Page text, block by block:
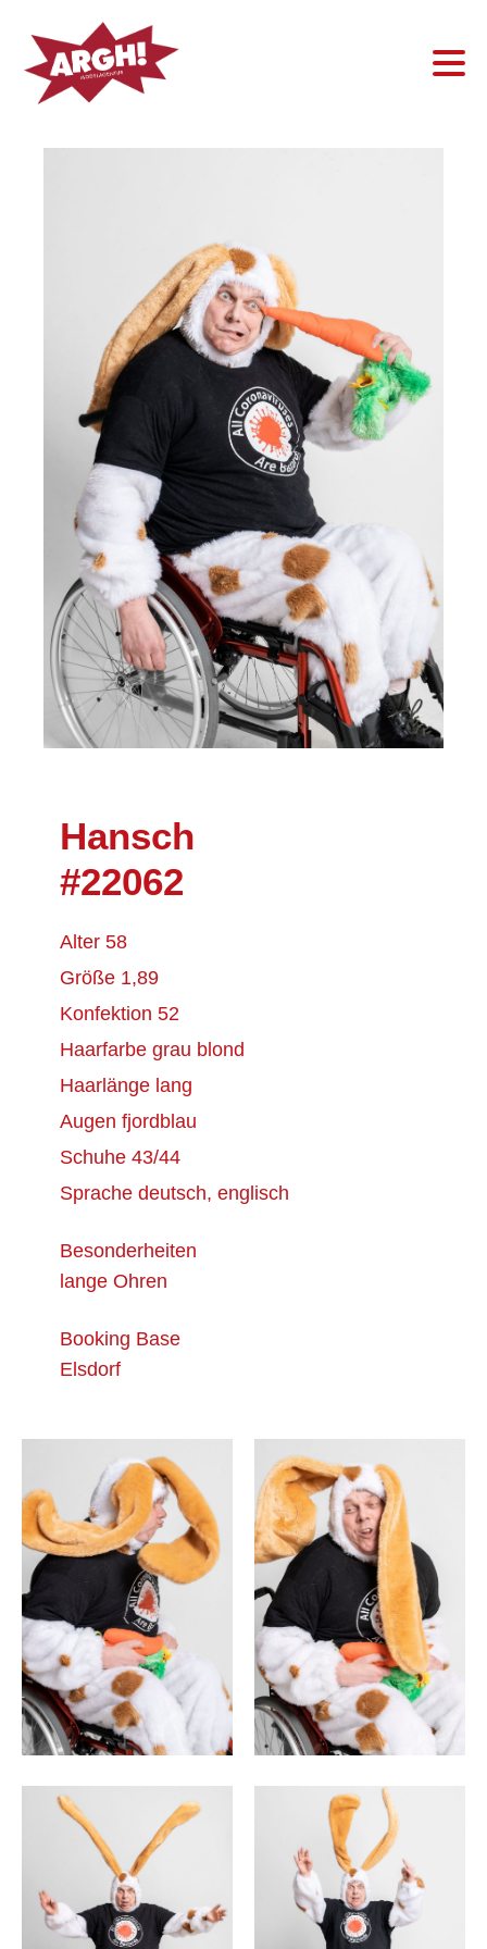
Hansch
#22062
Alter 58
Größe 1,89
Konfektion 52
Haarfarbe grau blond
Haarlänge lang
Augen fjordblau
Schuhe 43/44
Sprache deutsch, englisch
Besonderheiten
lange Ohren
Booking Base
Elsdorf